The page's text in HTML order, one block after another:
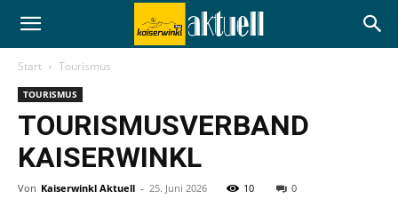
Start Tourismus
TOURISMUS
TOURISMUSVERBAND
KAISERWINKL
Von Kaiserwinkl Aktuell - 25. Juni 2026 10 0